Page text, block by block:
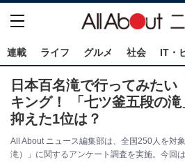
連載 ライフ グルメ 社会 IT・
日本百名滝で行ってみたい
キング！ 「七ツ釜五段の
抑えた1位は？
All About ニュース編集部は、全国250人を対
滝）」に関するアンケート調査を実施。今回